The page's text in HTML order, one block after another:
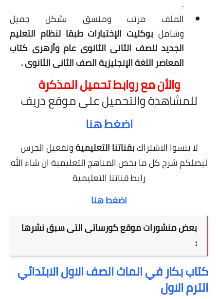
.
الملف مرتب ومنسق بشكل جميل
وشامل بوكليت الإختبارات طبقا لنظام التعليم
الجديد للصف الثانى الثانوى عام وأزهرى كتاب
المعاصر اللغة الإنجليزية الصف الثانى الثانوى .
والأن مع روابط تحميل المذكرة
للمشاهدة والتحميل على موقع دريف
اضغط هنا
لا تنسوا الاشتراكبقناتنا التعليميةوتفعيل الجرس
ليصلكم شرح كل ما يخص المناهج التعليميةان شاء الله
رابط قناتنا التعليمية
اضغط هنا
بعض منشورات موقع كورساتى التى سبق نشرها
:
كتاب بكار في الماث الصف الاول الابتدائي
الترم الاول